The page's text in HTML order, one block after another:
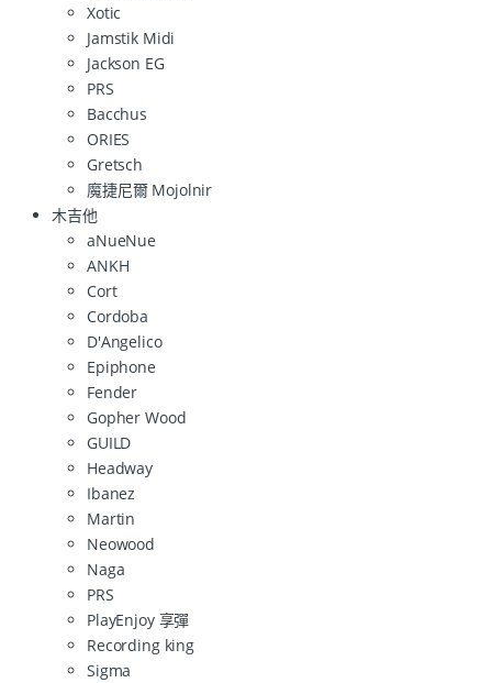
Xotic
Jamstik Midi
Jackson EG
PRS
Bacchus
ORIES
Gretsch
魔捷尼爾 Mojolnir
木吉他
aNueNue
ANKH
Cort
Cordoba
D'Angelico
Epiphone
Fender
Gopher Wood
GUILD
Headway
Ibanez
Martin
Neowood
Naga
PRS
PlayEnjoy 享彈
Recording king
Sigma